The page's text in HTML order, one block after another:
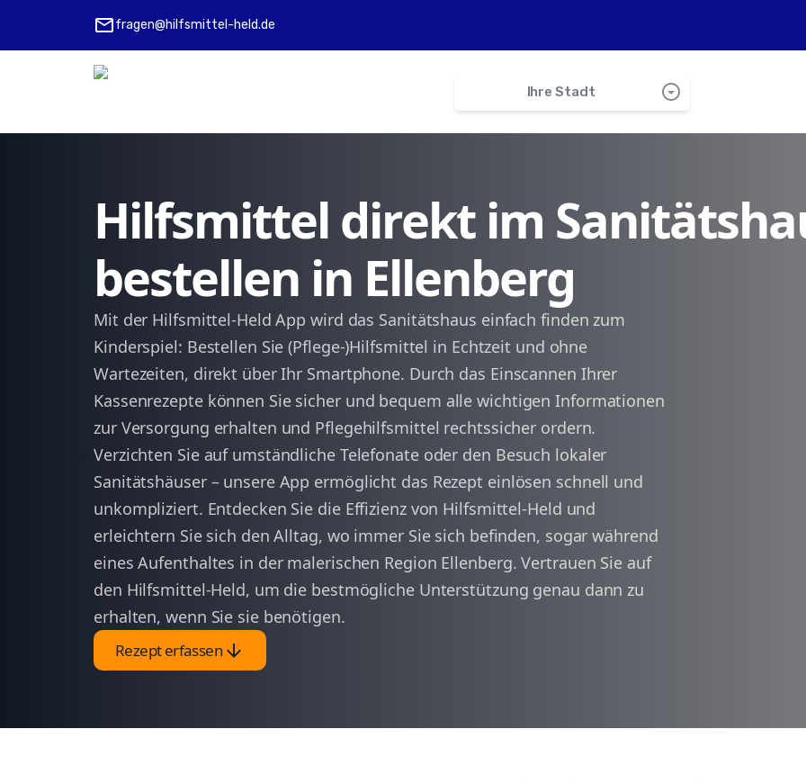
mailfragen@hilfsmittel-held.de
Ihre Stadt arrow_drop_down_circle
Gollenberg
Birkenfeld
Buhlenberg
Oberhambach
arrow_back 1
Hilfsmittel direkt im
bestellen in Ellenberg
Mit der Hilfsmittel-Held App wird das Sanitätshaus einfach finden zum
Kinderspiel: Bestellen Sie (Pflege-)Hilfsmittel in Echtzeit und ohne
Wartezeiten, direkt über Ihr Smartphone. Durch das Einscannen Ihrer
Kassenrezepte können Sie sicher und bequem alle wichtigen Informationen
zur Versorgung erhalten und Pflegehilfsmittel rechtssicher ordern.
Verzichten Sie auf umständliche Telefonate oder den Besuch lokaler
Sanitätshäuser – unsere App ermöglicht das Rezept einlösen schnell und
unkompliziert. Entdecken Sie die Effizienz von Hilfsmittel-Held und
erleichtern Sie sich den Alltag, wo immer Sie sich befinden, sogar während
eines Aufenthaltes in der malerischen Region Ellenberg. Vertrauen Sie auf
den Hilfsmittel-Held, um die bestmögliche Unterstützung genau dann zu
erhalten, wenn Sie sie benötigen.
Rezept erfassenarrow_downward